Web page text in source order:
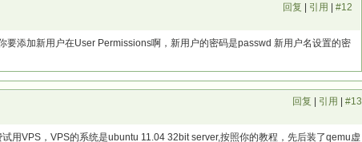
回复 引用 #12
要添加新用户在User Permissions啊，新用户的密码是passwd 新用户名设置的密
回复 引用 #13
用VPS，VPS的系统是ubuntu 11.04 32bit server,按照你的教程，先后装了qemu虚